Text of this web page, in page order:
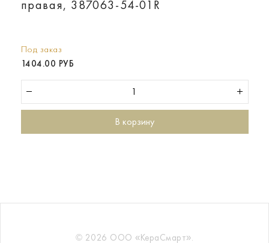
правая, 387063-54-01R
Под заказ
1404.00 РУБ
В корзину
© 2026 ООО «КераСмарт».